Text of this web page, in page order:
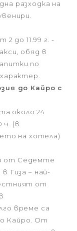
разходка на
до 11.99 г. -
обяд в
по
до Кайро с
около 24
ч. (в
на хотела)
от Седемте
Гиза – най-
от
време са
Кайро. От